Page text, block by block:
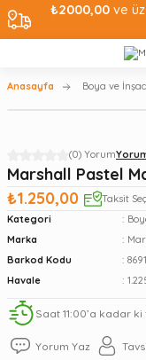
₺2000,00ve
Anasayfa Boya ve
(0) Yorum
Marshall Pastel
₺1.250,00
Taksit
Kategori
Marka
Barkod Kodu
Havale
Saat 11:00’a kadar
Yorum Yaz